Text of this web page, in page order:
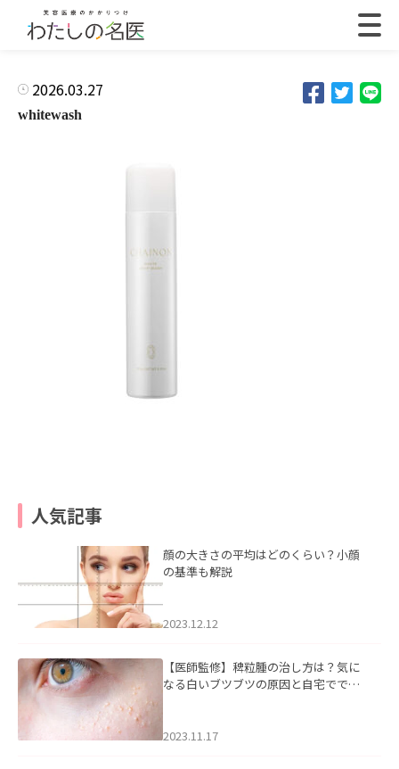
2026.03.27
whitewash
人気記事
顔の大きさの平均はどのくらい？小顔
の基準も解説
2023.12.12
【医師監修】稗粒腫の治し方は？気に
なる白いブツブツの原因と自宅ででき
2023.11.17